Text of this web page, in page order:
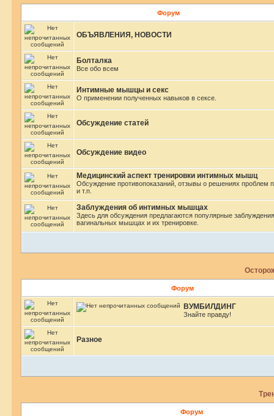
Форум
ОБЪЯВЛЕНИЯ, НОВОСТИ
Болталка
Все обо всем
Интимные мышцы и секс
О применении полученных навыков в сексе.
Обсуждение статей
Обсуждение видео
Медицинский аспект тренировки интимных мышц
Обсуждение противопоказаний, отзывы о решениях проблем
и т.п.
Заблуждения об интимных мышцах
Здесь для обсуждения предлагаются популярные
вагинальных мышцах и их тренировке.
Форум
ВУМБИЛДИНГ
Знайте правду!
Разное
Форум